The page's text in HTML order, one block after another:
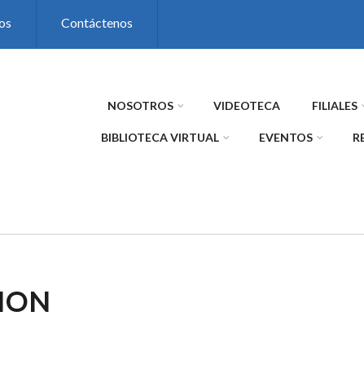
Contáctenos
NOSOTROS VIDEOTECA FILIALES
BIBLIOTECA VIRTUAL EVENTOS